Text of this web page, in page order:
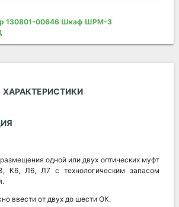
130801-00646 Шкаф ШРМ-3
ХАРАКТЕРИСТИКИ
одной или двух оптических муфт
К6, Л6, Л7 с технологическим запасом
ввести от двух до шести ОК.